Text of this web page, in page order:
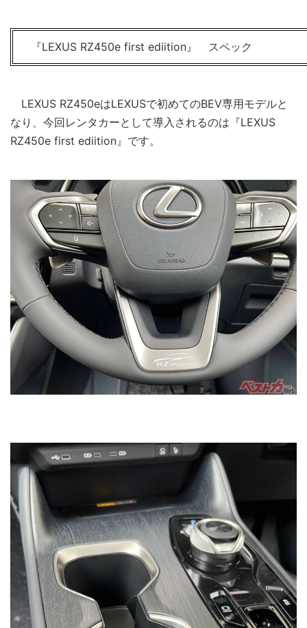
『LEXUS RZ450e first ediition』 スペック
LEXUS RZ450eはLEXUSで初めてのBEV専用モデルと
なり、今回レンタカーとして導入されるのは『LEXUS
RZ450e first ediition』です。